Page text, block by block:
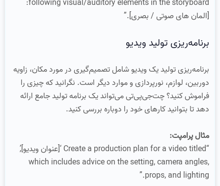
following visual/auditory elements in the storyboard:
[المان های صوتی / بصری].”
برنامه‌ریزی تولید ویدیو
برنامه‌ریزی تولید یک ویدیو شامل تصمیم‌گیری در مورد مکان، زاویه
دوربین، لوازم، نورپردازی و موارد دیگر است. نگرانید که چیزی را
فراموش کنید؟ چت‌جی‌پی‌تی می‌تواند یک برنامه تولید جامع ارائه
دهد تا بتوانید کارهای خود را دوباره بررسی کنید.
مثال پرامپت:
“Create a production plan for a video titled ‘[عنوان ویدیو]’,
which includes advice on the setting, camera angles,
props, and lighting.”